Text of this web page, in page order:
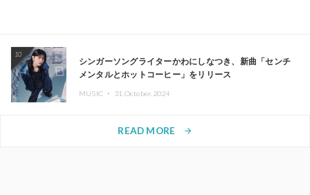
10
シンガーソングライターかわにしなつき、新曲「センチ
メンタルとホットコーヒー」をリリース
MUSIC ・ 31.October.2024
READ MORE arrow_forward